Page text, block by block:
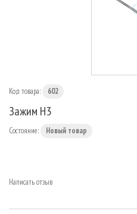
Код товара: 602
Зажим H3
Состояние: Новый товар
Написать отзыв